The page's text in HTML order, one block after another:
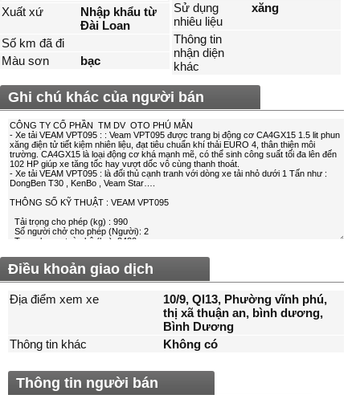
Xuất xứ
Nhập khẩu từ
Đài Loan
Số km đã đi
Màu sơn
bạc
Sử dụng
nhiêu liệu
xăng
Thông tin
nhận diện
khác
Ghi chú khác của người bán
Điều khoản giao dịch
Địa điểm xem xe
10/9, Ql13, Phường vĩnh phú,
thị xã thuận an, bình dương,
Bình Dương
Thông tin khác
Không có
Thông tin người bán